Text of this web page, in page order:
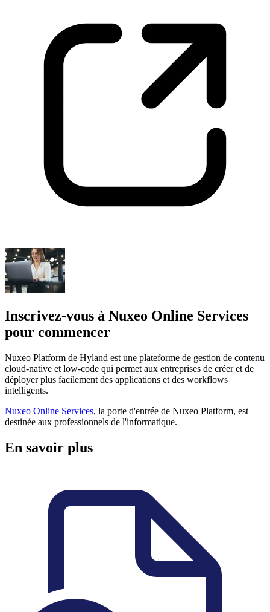
Inscrivez-vous à Nuxeo Online Services
pour commencer
Nuxeo Platform de Hyland est une plateforme de gestion de contenu
cloud-native et low-code qui permet aux entreprises de créer et de
déployer plus facilement des applications et des workflows
intelligents.
Nuxeo Online Services, la porte d'entrée de Nuxeo Platform, est
destinée aux professionnels de l'informatique.
En savoir plus